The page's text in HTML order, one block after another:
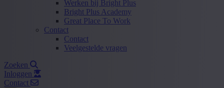
Werken bij Bright Plus
Bright Plus Academy
Great Place To Work
Contact
Contact
Veelgestelde vragen
Zoeken
Inloggen
Contact